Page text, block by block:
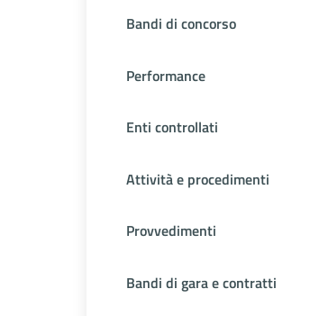
Bandi di concorso
Performance
Enti controllati
Attività e procedimenti
Provvedimenti
Bandi di gara e contratti